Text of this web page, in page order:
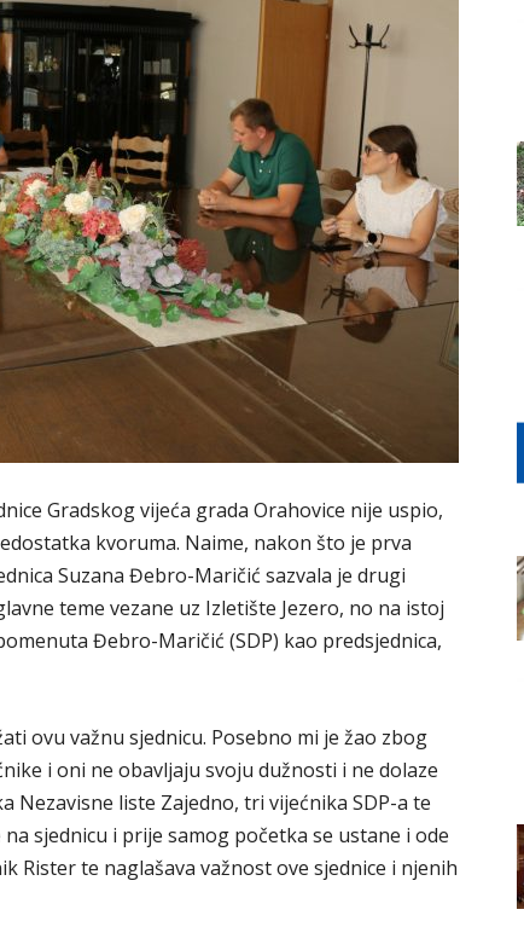
Gradskog vijeća grada Orahovice nije uspio,
kvoruma. Naime, nakon što je prva
Suzana Đebro-Maričić sazvala je drugi
teme vezane uz Izletište Jezero, no na istoj
Đebro-Maričić (SDP) kao predsjednica,
ovu važnu sjednicu. Posebno mi je žao zbog
i oni ne obavljaju svoju dužnosti i ne dolaze
Nezavisne liste Zajedno, tri vijećnika SDP-a te
sjednicu i prije samog početka se ustane i ode
Rister te naglašava važnost ove sjednice i njenih